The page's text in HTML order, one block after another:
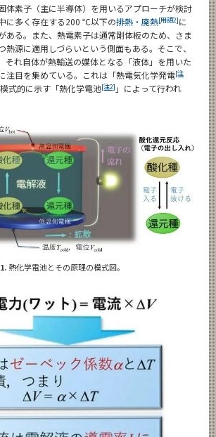
体素子（主に半導体）を用いるアプローチが検討
に多く存在する200 ℃以下の排熱・廃熱[用語2]に
ある。また、熱電素子は通常剛体板のため、さま
熱源に適用しづらいという側面もある。そこで、
それ自体が熱輸送の媒体となる「液体」を用いた
注目を集めている。これは「熱電気化学発電[注
式的に示す「熱化学電池[注2] 」によって行われ
熱化学電池とその原理の模式図。